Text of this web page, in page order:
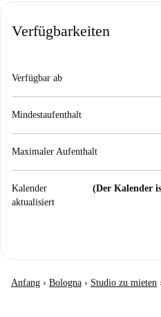
Verfügbarkeiten
Verfügbar ab
Mindestaufenthalt
Maximaler Aufenthalt
Kalender
aktualisiert
(Der Kalender
Anfang › Bologna › Studio zu mieten